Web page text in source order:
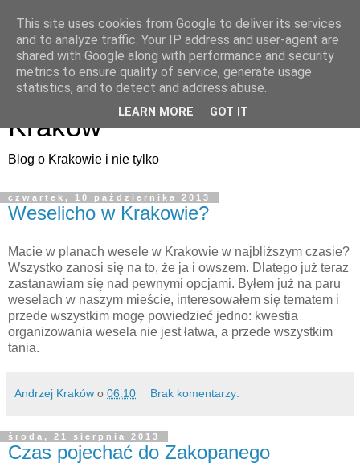
ArtMuza - artystyczny
Kraków
Blog o Krakowie i nie tylko
czwartek, 10 października 2013
Weselicho w Krakowie?
Macie w planach wesele w Krakowie w najbliższym czasie?
Wszystko zanosi się na to, że ja i owszem. Dlatego już teraz
zastanawiam się nad pewnymi opcjami. Byłem już na paru
weselach w naszym mieście, interesowałem się tematem i
przede wszystkim mogę powiedzieć jedno: kwestia
organizowania wesela nie jest łatwa, a przede wszystkim
tania.
Andrzej Kraków o 06:10 Brak komentarzy:
środa, 21 sierpnia 2013
Czas pojechać do Zakopanego
This site uses cookies from Google to deliver its services
and to analyze traffic. Your IP address and user-agent are
shared with Google along with performance and security
metrics to ensure quality of service, generate usage
statistics, and to detect and address abuse.
LEARN MORE GOT IT